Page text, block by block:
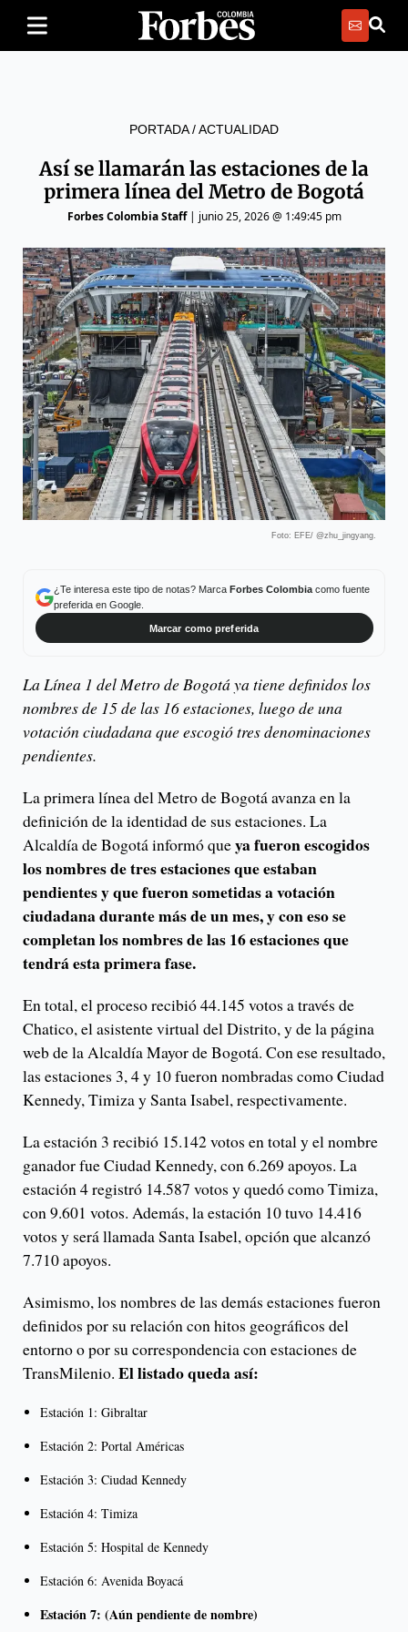
PORTADA/ACTUALIDAD
Así se llamarán las estaciones de la
primera línea del Metro de Bogotá
Forbes Colombia Staff| junio 25, 2026 @ 1:49:45 pm
Foto: EFE/ @zhu_jingyang.
¿Te interesa este tipo de notas? Marca Forbes Colombiacomo fuente
preferida en Google.
Marcar como preferida
La Línea 1 del Metro de Bogotá ya tiene definidos los
nombres de 15 de las 16 estaciones, luego de una
votación ciudadana que escogió tres denominaciones
pendientes.
La primera línea del Metro de Bogotá avanza en la
definición de la identidad de sus estaciones. La
Alcaldía de Bogotá informó queya fueron escogidos
los nombres de tres estaciones que estaban
pendientes y que fueron sometidas a votación
ciudadana durante más de un mes, y con eso se
completan los nombres de las 16 estaciones que
tendrá esta primera fase.
En total, el proceso recibió 44.145 votos a través de
Chatico, el asistente virtual del Distrito, y de la página
web de la Alcaldía Mayor de Bogotá. Con ese resultado,
las estaciones 3, 4 y 10 fueron nombradas como Ciudad
Kennedy, Timiza y Santa Isabel, respectivamente.
La estación 3 recibió 15.142 votos en total y el nombre
ganador fue Ciudad Kennedy, con 6.269 apoyos. La
estación 4 registró 14.587 votos y quedó como Timiza,
con 9.601 votos. Además, la estación 10 tuvo 14.416
votos y será llamada Santa Isabel, opción que alcanzó
7.710 apoyos.
Asimismo, los nombres de las demás estaciones fueron
definidos por su relación con hitos geográficos del
entorno o por su correspondencia con estaciones de
TransMilenio. El listado queda así:
Estación 1: Gibraltar
Estación 2: Portal Américas
Estación 3: Ciudad Kennedy
Estación 4: Timiza
Estación 5: Hospital de Kennedy
Estación 6: Avenida Boyacá
Estación 7: (Aún pendiente de nombre)